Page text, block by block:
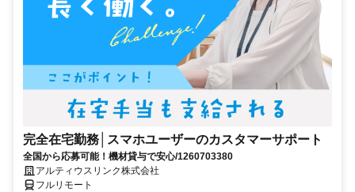
完全在宅勤務│スマホユーザーのカスタマーサポート
全国から応募可能！機材貸与で安心/1260703380
アルティウスリンク株式会社
フルリモート